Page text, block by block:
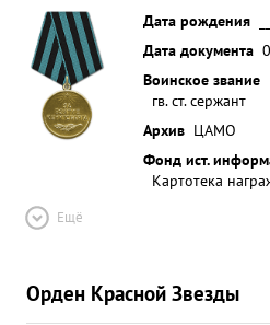
Дата рождения
Дата документа
Воинское звание
гв. ст. сержант
Архив ЦАМО
Фонд ист.
Картотека
Ещё
Орден Красной Звезды